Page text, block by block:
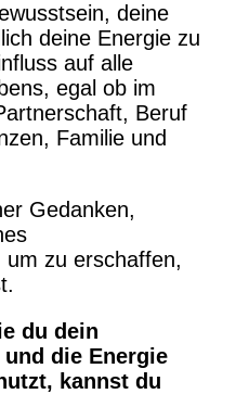
deine
deine Energie zu
auf alle
egal ob im
Beruf
Familie und
Gedanken,
um zu erschaffen,
du dein
die Energie
kannst du